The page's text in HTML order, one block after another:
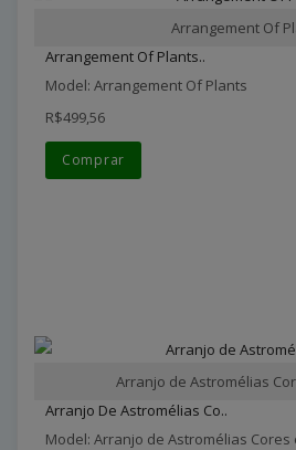
Arrangement Of
Arrangement Of Plants..
Model: Arrangement Of Plants
R$499,56
Comprar
Arranjo de Astromélias
Arranjo De Astromélias Co..
Model: Arranjo de Astromélias Cores